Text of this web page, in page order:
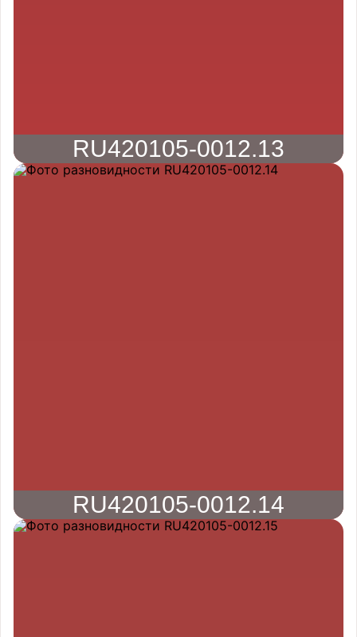
RU420105-0012.13
RU420105-0012.14